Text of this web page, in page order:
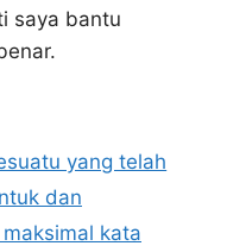
saya bantu
yang telah
dan
kata